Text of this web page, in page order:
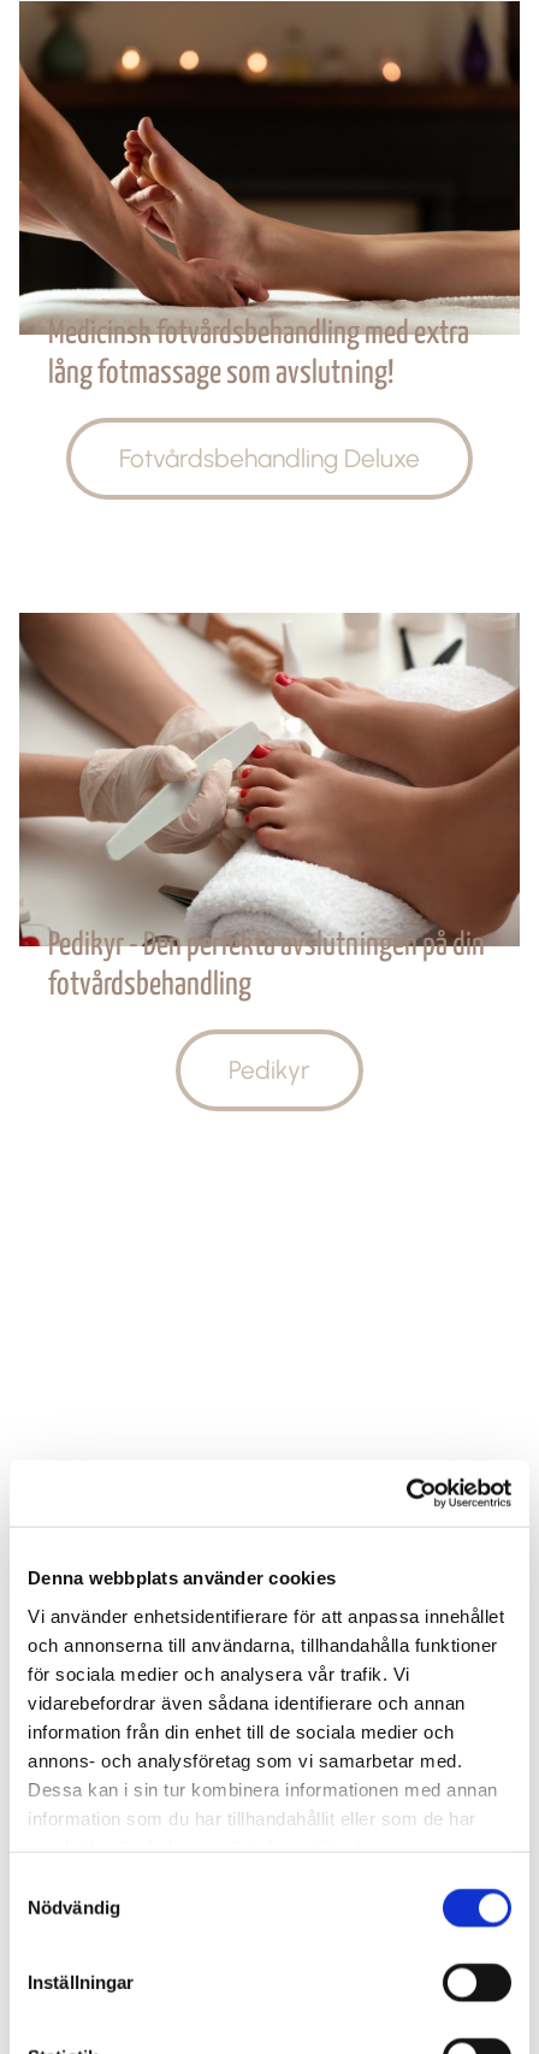
Denna webbplats använder cookies
Vi använder enhetsidentifierare för att anpassa innehållet
och annonserna till användarna, tillhandahålla funktioner
för sociala medier och analysera vår trafik. Vi
vidarebefordrar även sådana identifierare och annan
information från din enhet till de sociala medier och
annons- och analysföretag som vi samarbetar med.
Dessa kan i sin tur kombinera informationen med annan
information som du har tillhandahållit eller som de har
Nödvändig
Inställningar
Medicinsk fotvårdsbehandling med extra
lång fotmassage som avslutning!
Fotvårdsbehandling Deluxe
Pedikyr - Den perfekta avslutningen på din
fotvårdsbehandling
Pedikyr
Unna dig fotvård med friskvårdsbidraget
Friskvårdsfotvård
Hjälp med allt från hälsprickor till
Många drar sig för att visa upp sina fötter på grund av
besvär som nagelsvamp eller torra hälar. Vi ser till att du
får rätt hjälp direkt. Genom en noggrann fotanalys
passar just dig. Besvär som liktorn och smärtsamma